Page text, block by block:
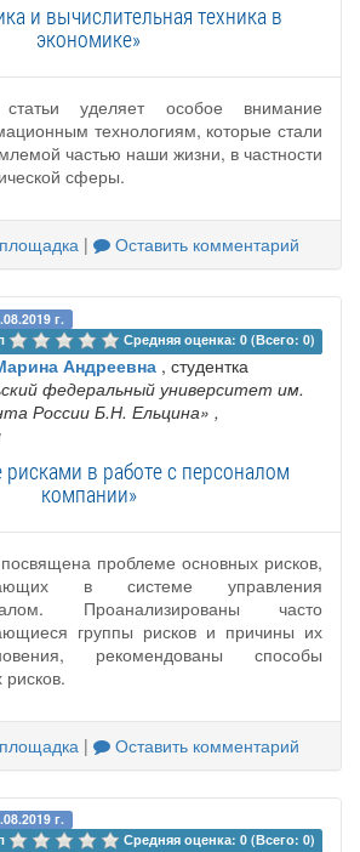
и вычислительная техника в
экономике»
уделяет особое внимание
технологиям, которые стали
частью наши жизни, в частности
сферы.
| Оставить комментарий
г.
Средняя оценка: 0 (Всего: 0)
Андреевна , студентка
федеральный университет им.
России Б.Н. Ельцина» ,
рисками в работе c персоналом
компании»
проблеме основных рисков,
в системе управления
Проанализированы часто
группы рисков и причины их
рекомендованы способы
| Оставить комментарий
г.
Средняя оценка: 0 (Всего: 0)